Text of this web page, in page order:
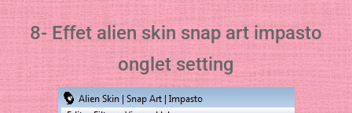
8- Effet alien skin snap art impasto
onglet setting